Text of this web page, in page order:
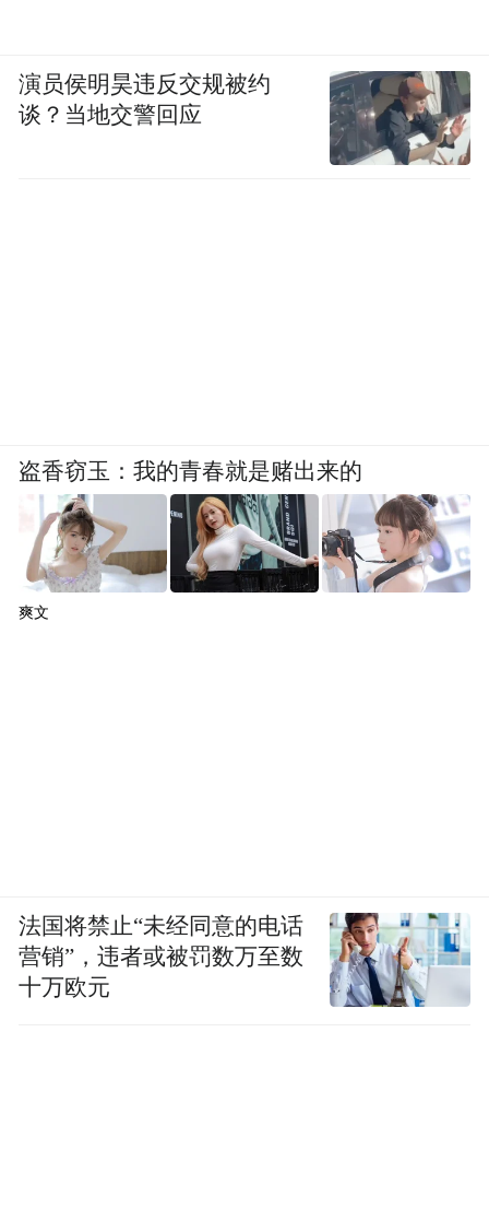
演员侯明昊违反交规被约
谈？当地交警回应
盗香窃玉：我的青春就是赌出来的
爽文
法国将禁止“未经同意的电话
营销”，违者或被罚数万至数
十万欧元